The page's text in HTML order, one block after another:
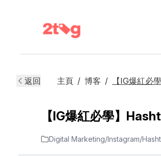
返回 主頁 / 博客 / 【IG爆紅必
【IG爆紅必學】
Digital Marketing/Instagram/